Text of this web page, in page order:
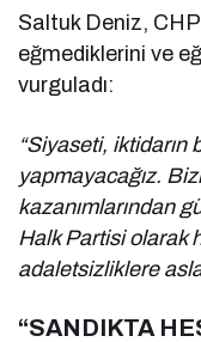
Saltuk Deniz,
eğmediklerini ve
vurguladı:
“Siyaseti, iktidarın
yapmayacağız.
kazanımlarından
Halk Partisi olarak
adaletsizliklere
“SANDIKTA